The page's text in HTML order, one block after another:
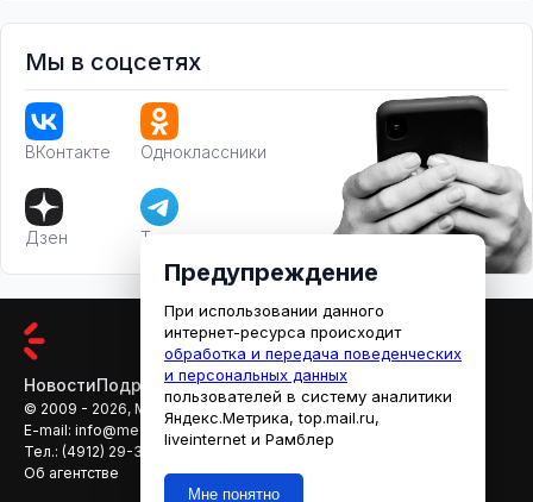
Мы в соцсетях
ВКонтакте Одноклассники
Дзен Телеграм
НовостиПодробностиАфишаКино
© 2009 - 2026, МЕДИАРЯЗАНЬ
E-mail: info@mediaryazan.ru,reklama@mediaryazan.ru
Тел.: (4912) 29-33-66
Об агентстве
Предупреждение
При использовании данного
интернет-ресурса происходит
обработка и передача поведенческих
и персональных данных
пользователей в систему аналитики
Яндекс.Метрика, top.mail.ru,
liveinternet и Рамблер
Мне понятно